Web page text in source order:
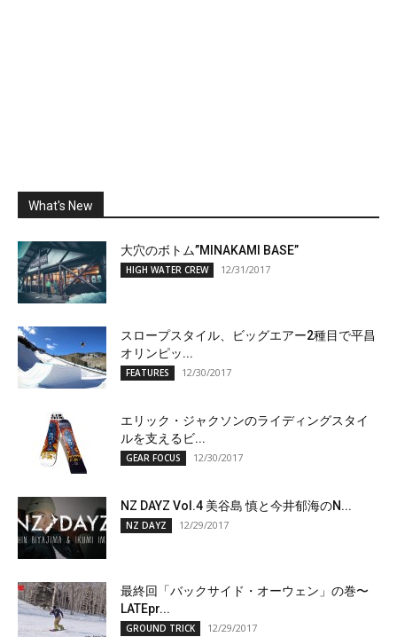
What's New
大穴のボトム”MINAKAMI BASE”
HIGH WATER CREW 12/31/2017
スロープスタイル、ビッグエアー2種目で平昌
オリンピッ...
FEATURES 12/30/2017
エリック・ジャクソンのライディングスタイ
ルを支えるビ...
GEAR FOCUS 12/30/2017
NZ DAYZ Vol.4 美谷島 慎と今井郁海のN...
NZ DAYZ 12/29/2017
最終回「バックサイド・オーウェン」の巻〜
LATEpr...
GROUND TRICK 12/29/2017